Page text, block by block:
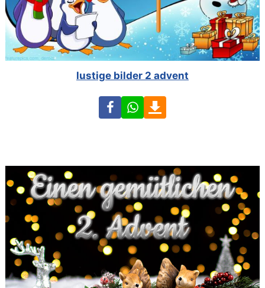
lustige bilder 2 advent
FacebookWhatsApp